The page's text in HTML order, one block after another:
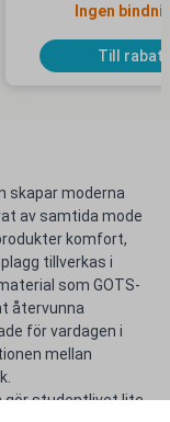
skapar moderna
av samtida mode
komfort,
tillverkas i
som GOTS-
återvunna
för vardagen i
mellan
gör studentlivet lite
Ingen
Till